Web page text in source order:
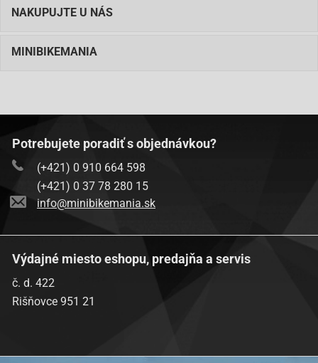
NAKUPUJTE U NÁS
MINIBIKEMANIA
Potrebujete poradiť s objednávkou?
(+421) 0 910 664 598
(+421) 0 37 78 280 15
info@minibikemania.sk
Výdajné miesto eshopu, predajňa a servis
č. d. 422
Rišňovce 951 21